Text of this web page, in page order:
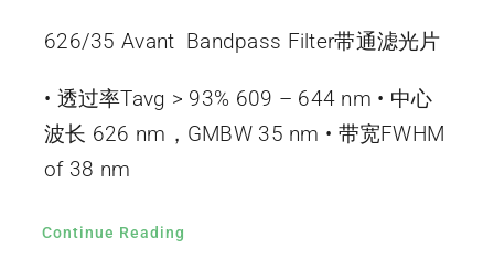
626/35 Avant Bandpass Filter带通滤光片
• 透过率Tavg > 93% 609 – 644 nm • 中心
波长 626 nm，GMBW 35 nm • 带宽FWHM
of 38 nm
Continue Reading